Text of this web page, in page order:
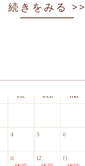
続きをみる >>